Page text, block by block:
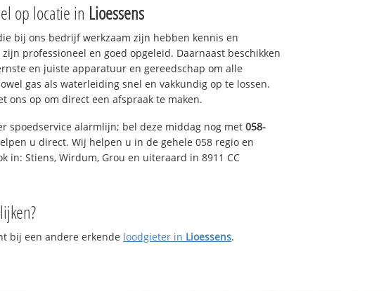
op locatie in Lioessens
bij ons bedrijf werkzaam zijn hebben kennis en
professioneel en goed opgeleid. Daarnaast beschikken
en juiste apparatuur en gereedschap om alle
gas als waterleiding snel en vakkundig op te lossen.
ons op om direct een afspraak te maken.
spoedservice alarmlijn; bel deze middag nog met 058-
u direct. Wij helpen u in de gehele 058 regio en
in: Stiens, Wirdum, Grou en uiteraard in 8911 CC
bij een andere erkende loodgieter in Lioessens.